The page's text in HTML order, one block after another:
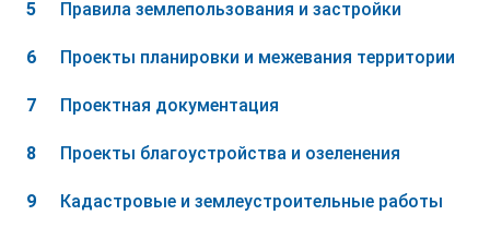
Правила землепользования и застройки
Проекты планировки и межевания территории
Проектная документация
Проекты благоустройства и озеленения
Кадастровые и землеустроительные работы